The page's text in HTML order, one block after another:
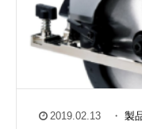
2019.02.13 ・ 製